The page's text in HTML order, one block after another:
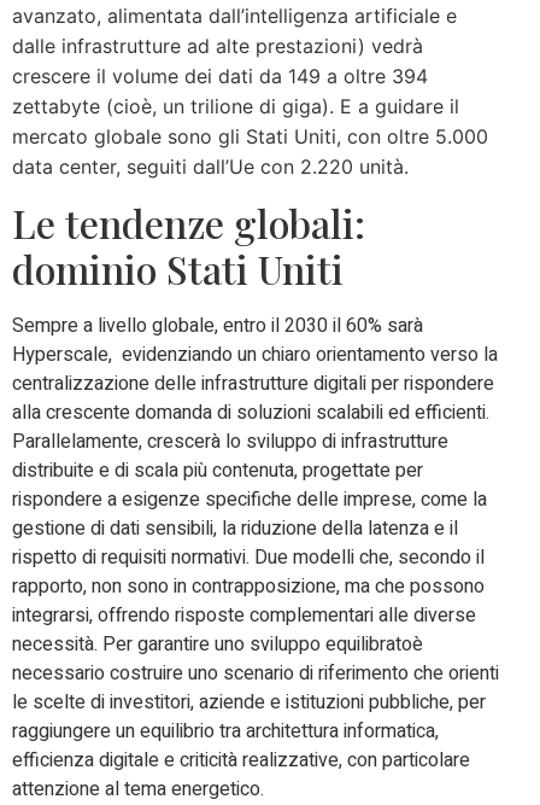
avanzato, alimentata dall’intelligenza artificiale e
dalle infrastrutture ad alte prestazioni) vedrà
crescere il volume dei dati da 149 a oltre 394
zettabyte (cioè, un trilione di giga). E a guidare il
mercato globale sono gli Stati Uniti, con oltre 5.000
data center, seguiti dall’Ue con 2.220 unità.
Le tendenze globali:
dominio Stati Uniti
Sempre a livello globale, entro il 2030 il 60% sarà
Hyperscale, evidenziando un chiaro orientamento verso la
centralizzazione delle infrastrutture digitali per rispondere
alla crescente domanda di soluzioni scalabili ed efficienti.
Parallelamente, crescerà lo sviluppo di infrastrutture
distribuite e di scala più contenuta, progettate per
rispondere a esigenze specifiche delle imprese, come la
gestione di dati sensibili, la riduzione della latenza e il
rispetto di requisiti normativi. Due modelli che, secondo il
rapporto, non sono in contrapposizione, ma che possono
integrarsi, offrendo risposte complementari alle diverse
necessità. Per garantire uno sviluppo equilibratoè
necessario costruire uno scenario di riferimento che orienti
le scelte di investitori, aziende e istituzioni pubbliche, per
raggiungere un equilibrio tra architettura informatica,
efficienza digitale e criticità realizzative, con particolare
attenzione al tema energetico.